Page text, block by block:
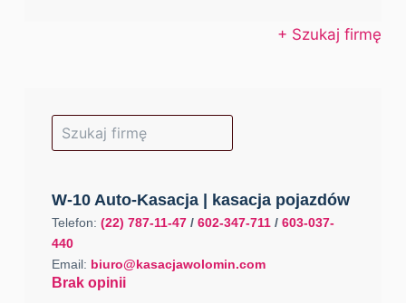
+ Szukaj firmę
W-10 Auto-Kasacja | kasacja pojazdów
Telefon: (22) 787-11-47/ 602-347-711/ 603-037-
440
Email: biuro@kasacjawolomin.com
Brak opinii